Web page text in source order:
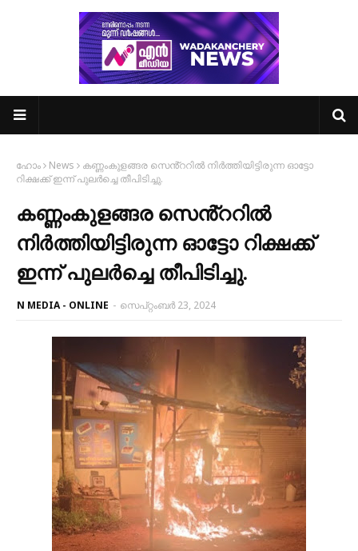
ഹോം News
കണ്ണംകുളങ്ങര സെൻ്ററിൽ നിർത്തിയിട്ടിരുന്ന ഓട്ടോ
റിക്ഷക്ക് ഇന്ന് പുലർച്ചെ തീപിടിച്ചു.
കണ്ണംകുളങ്ങര സെൻ്ററിൽ
നിർത്തിയിട്ടിരുന്ന ഓട്ടോ റിക്ഷക്ക്
ഇന്ന് പുലർച്ചെ തീപിടിച്ചു.
N MEDIA - ONLINE - സെപ്റ്റംബർ 23, 2024